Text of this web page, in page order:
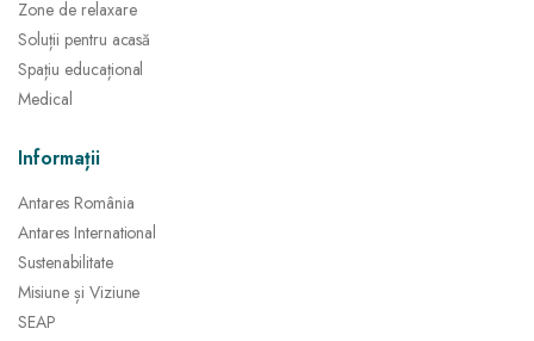
Zone de relaxare
Soluții pentru acasă
Spațiu educațional
Medical
Informații
Antares România
Antares International
Sustenabilitate
Misiune și Viziune
SEAP